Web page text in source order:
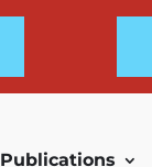
Publications